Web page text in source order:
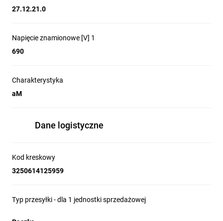
27.12.21.0
Napięcie znamionowe [V] 1
690
Charakterystyka
aM
Dane logistyczne
Kod kreskowy
3250614125959
Typ przesyłki - dla 1 jednostki sprzedażowej